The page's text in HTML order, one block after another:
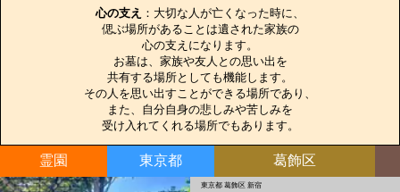
心の支え ：大切な人が亡くなった時に、
偲ぶ場所があることは遺された家族の
心の支えになります。
お墓は、家族や友人との思い出を
共有する場所としても機能します。
その人を思い出すことができる場所であり、
また、自分自身の悲しみや苦しみを
受け入れてくれる場所でもあります。
霊園 東京都 葛飾区
東京都 葛飾区 新宿